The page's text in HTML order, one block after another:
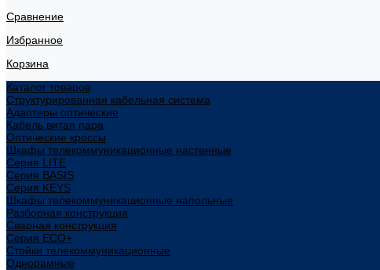
Сравнение
Избранное
Корзина
Каталог товаров
Структурированная кабельная система
Адаптеры оптические
Кабель витая пара
Оптические кроссы
Шкафы телекоммуникационные настенные
Cерия LITE
Cерия BASIS
Cерия KEYS
Шкафы телекоммуникационные напольные
Разборная конструкция
Сварная конструкция
Серия ECO+
Стойки телекоммуникационные
Однорамные